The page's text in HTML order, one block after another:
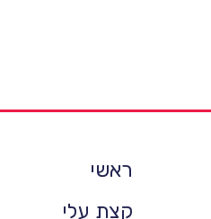
ראשי
קצת עלי